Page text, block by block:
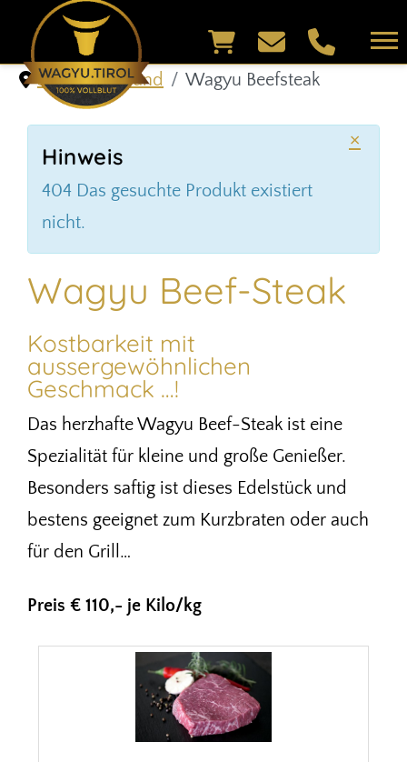
Shop & Versand Wagyu Beefsteak
×
Hinweis
404 Das gesuchte Produkt existiert
nicht.
Wagyu Beef-Steak
Kostbarkeit mit
aussergewöhnlichen
Geschmack …!
Das herzhafte Wagyu Beef-Steak ist eine
Spezialität für kleine und große Genießer.
Besonders saftig ist dieses Edelstück und
bestens geeignet zum Kurzbraten oder auch
für den Grill…
Preis € 110,- je Kilo/kg